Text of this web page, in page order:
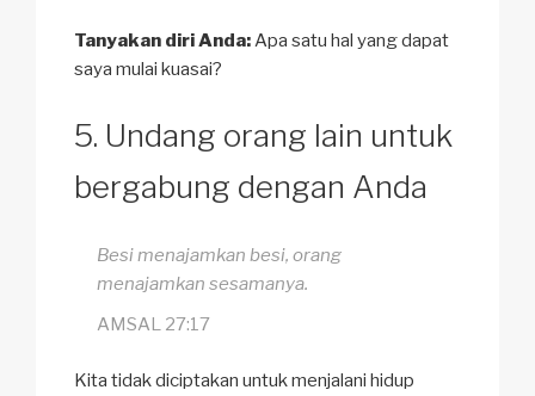
Tanyakan diri Anda:Apa satu hal yang dapat
saya mulai kuasai?
Undang orang lain untuk
bergabung dengan Anda
Besi menajamkan besi, orang
menajamkan sesamanya.
AMSAL 27:17
Kita tidak diciptakan untuk menjalani hidup